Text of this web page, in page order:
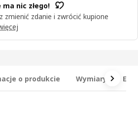
nic złego!
zmienić zdanie i zwrócić kupione
o produkcie Wymiary
modułowych systemów garderoby
biały, 60x42x201 cm